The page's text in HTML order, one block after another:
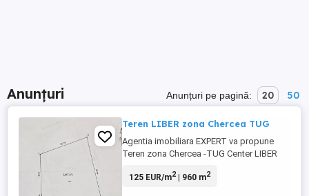
Anunțuri Anunțuri pe pagină: 20 50
Teren LIBER zona Chercea TUG
Agentia imobiliara EXPERT va propune
Teren zona Chercea -TUG Center LIBER
Utilitati in fata . Pret 120 000 euro Anunt
125 EUR/m2| 960 m2